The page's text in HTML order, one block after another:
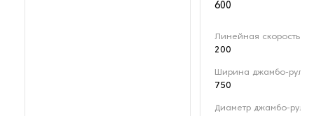
600
Линейная скорость
200
Ширина джамбо-
750
Диаметр джамбо-